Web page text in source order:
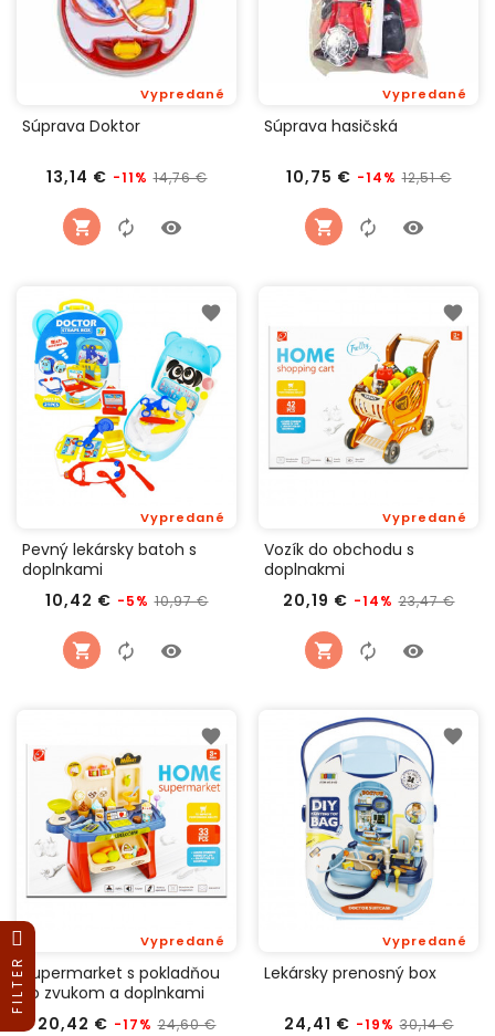
Súprava Doktor
13,14 € Bežná
-11% 14,76 €
Vypredané
Cena
Súprava hasičská
10,75 € Bežná
-14% 12,51 €
Vypredané
Pevný lekársky batoh s
doplnkami
10,42 € Bežná
-5% 10,97 €
Vypredané
Cena
Vozík do obchodu s
doplnakmi
20,19 € Bežná
-14% 23,47 €
Vypredané
Supermarket s pokladňou
so zvukom a doplnkami
20,42 € Bežná
-17% 24,60 €
Vypredané
Cena
Lekársky prenosný box
24,41 € Bežná
-19% 30,14 €
Vypredané
FILTER